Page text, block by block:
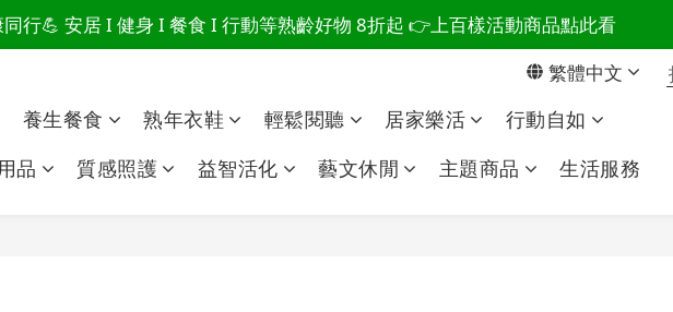
總說「不用買」的堅強 👉 3大生活貼心巧思，找回他的生活主導權
行💪 安居 I 健身 I 餐食 I 行動等熟齡好物 8折起 👉上百樣活動商品點此看
總說「不用買」的堅強 👉 3大生活貼心巧思，找回他的生活主導權繁體中文
養生餐食 熟年衣鞋 輕鬆閱聽 居家樂活
行動自如
品
質感照護 益智活化 藝文休閒 主題商品 生活服務